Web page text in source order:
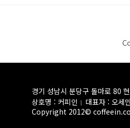
경기 성남시 분당구 돌마로 80
상호명 : 커피인
대표자 : 오세
Copyright 2012©